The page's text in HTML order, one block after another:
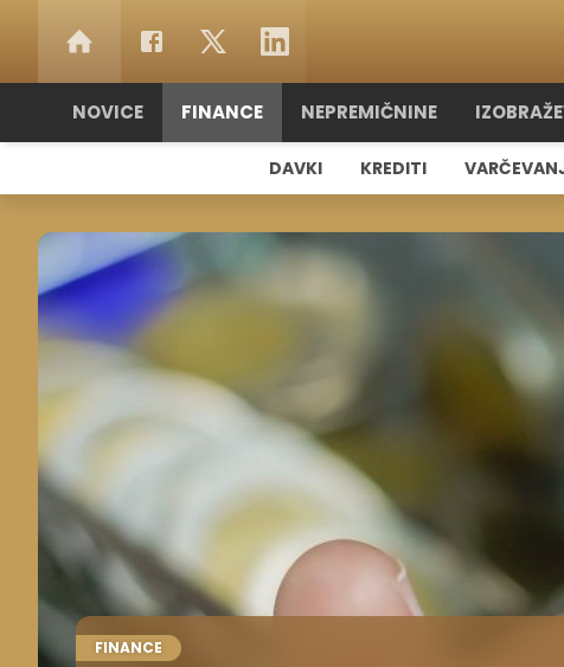
NOVICE FINANCE NEPREMIČNINE
DAVKI KREDITI
FINANCE